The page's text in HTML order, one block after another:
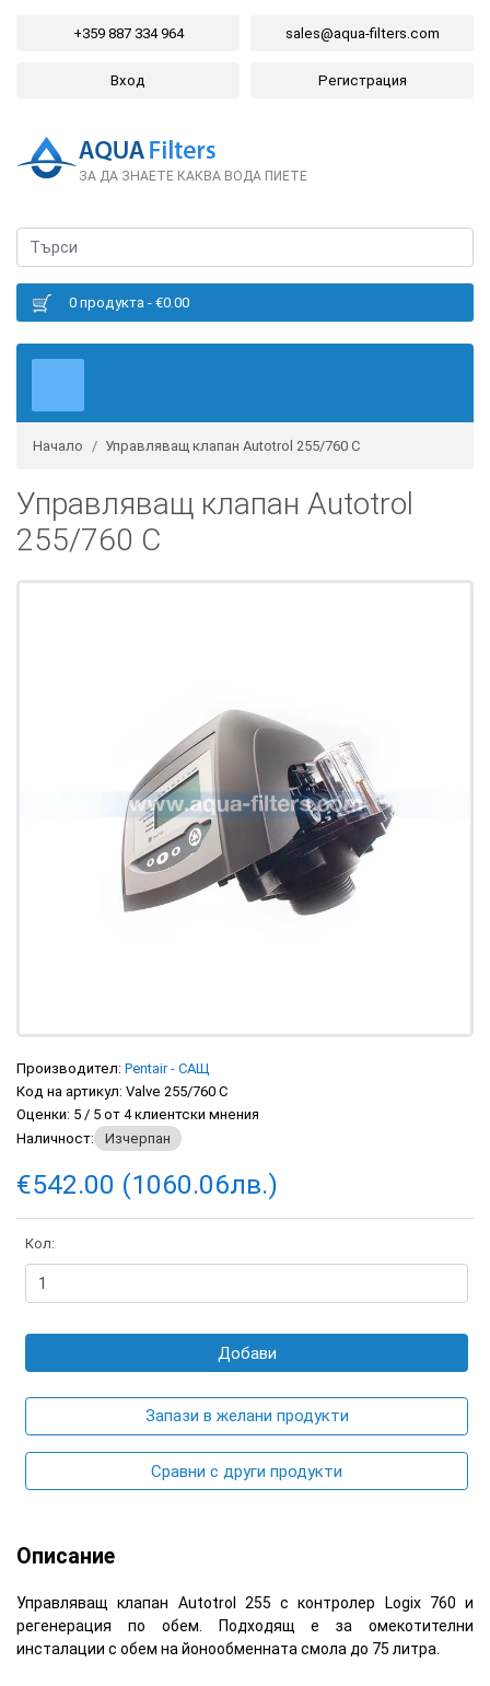
+359 887 334 964 sales@aqua-filters.com
Вход Регистрация
ЗА ДА ЗНАЕТЕ КАКВА ВОДА ПИЕТЕ
0 продукта - €0.00
Начало Управляващ клапан Autotrol 255/760 C
Управляващ клапан Autotrol
255/760 C
Производител: Pentair - САЩ
Код на артикул: Valve 255/760 C
Оценки: 5 / 5 от 4клиентски мнения
Наличност:
Изчерпан
€542.00 (1060.06лв.)
Кол:
Добави
Запази в желани продукти
Сравни с други продукти
Описание
Управляващ клапан Autotrol 255 с контролер Logix 760 и
регенерация по обем. Подходящ е за омекотителни
инсталации с обем на йонообменната смола до 75 литра.